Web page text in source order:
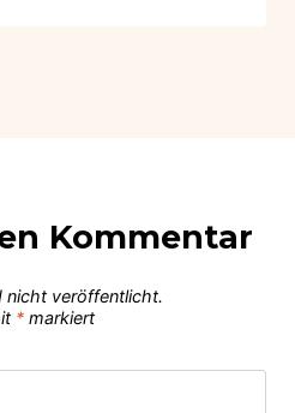
Kommentar
nicht veröffentlicht.
* markiert